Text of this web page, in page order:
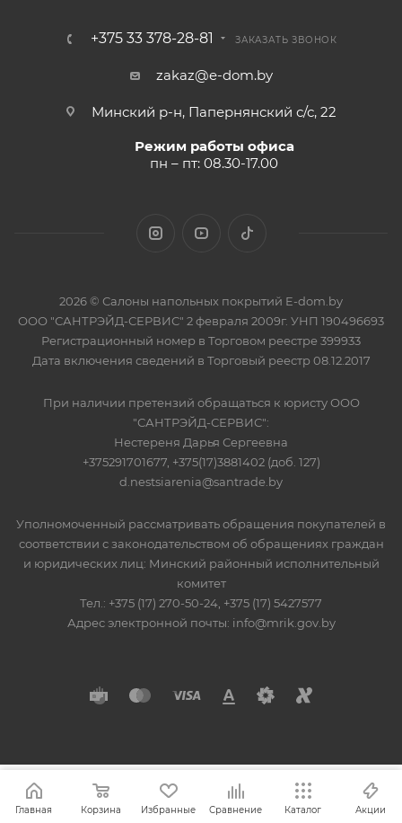
+375 33 378-28-81 ЗАКАЗАТЬ ЗВОНОК
zakaz@e-dom.by
Минский р-н, Папернянский с/с, 22
Режим работы офиса
пн – пт: 08.30-17.00
2026 © Салоны напольных покрытий E-dom.by
ООО "САНТРЭЙД-СЕРВИС" 2 февраля 2009г. УНП 190496693
Регистрационный номер в Торговом реестре 399933
Дата включения сведений в Торговый реестр 08.12.2017
При наличии претензий обращаться к юристу ООО
"САНТРЭЙД-СЕРВИС":
Нестереня Дарья Сергеевна
+375291701677, +375(17)3881402 (доб. 127)
d.nestsiarenia@santrade.by
Уполномоченный рассматривать обращения покупателей в
соответствии с законодательством об обращениях граждан
и юридических лиц: Минский районный исполнительный
комитет
Тел.: +375 (17) 270-50-24, +375 (17) 5427577
Адрес электронной почты: info@mrik.gov.by
Главная Корзина Избранные Сравнение Каталог Акции